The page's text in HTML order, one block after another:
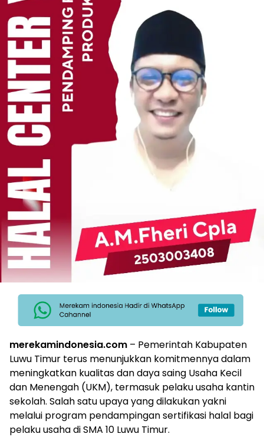
merekamindonesia.com – Pemerintah Kabupaten
Luwu Timur terus menunjukkan komitmennya dalam
meningkatkan kualitas dan daya saing Usaha Kecil
dan Menengah (UKM), termasuk pelaku usaha kantin
sekolah. Salah satu upaya yang dilakukan yakni
melalui program pendampingan sertifikasi halal bagi
pelaku usaha di SMA 10 Luwu Timur.